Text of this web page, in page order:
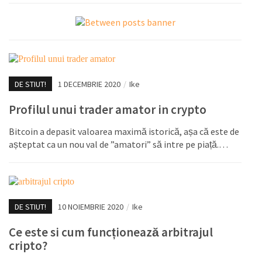
DE STIUT! 1 DECEMBRIE 2020 / Ike
Profilul unui trader amator in crypto
Bitcoin a depasit valoarea maximă istorică, așa că este de
așteptat ca un nou val de ”amatori” să intre pe piață.…
DE STIUT! 10 NOIEMBRIE 2020 / Ike
Ce este si cum funcționează arbitrajul
cripto?